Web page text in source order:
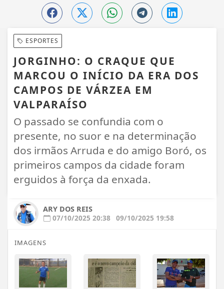
ESPORTES
JORGINHO: O CRAQUE QUE
MARCOU O INÍCIO DA ERA DOS
CAMPOS DE VÁRZEA EM
VALPARAÍSO
O passado se confundia com o
presente, no suor e na determinação
dos irmãos Arruda e do amigo Boró, os
primeiros campos da cidade foram
erguidos à força da enxada.
ARY DOS REIS
07/10/2025 20:38
09/10/2025 19:58
IMAGENS